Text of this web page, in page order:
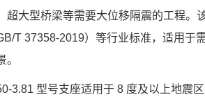
超大型桥梁等需要大位移隔震的工程。
T 37358-2019）等行业标准，适用于
3.81 型号支座适用于 8 度及以上地震